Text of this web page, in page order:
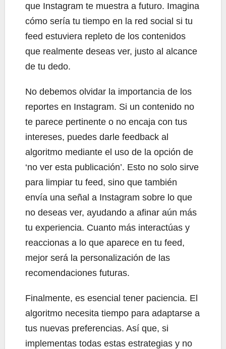
que Instagram te muestra a futuro. Imagina
cómo sería tu tiempo en la red social si tu
feed estuviera repleto de los contenidos
que realmente deseas ver, justo al alcance
de tu dedo.
No debemos olvidar la importancia de los
reportes en Instagram. Si un contenido no
te parece pertinente o no encaja con tus
intereses, puedes darle feedback al
algoritmo mediante el uso de la opción de
‘no ver esta publicación’. Esto no solo sirve
para limpiar tu feed, sino que también
envía una señal a Instagram sobre lo que
no deseas ver, ayudando a afinar aún más
tu experiencia. Cuanto más interactúas y
reaccionas a lo que aparece en tu feed,
mejor será la personalización de las
recomendaciones futuras.
Finalmente, es esencial tener paciencia. El
algoritmo necesita tiempo para adaptarse a
tus nuevas preferencias. Así que, si
implementas todas estas estrategias y no